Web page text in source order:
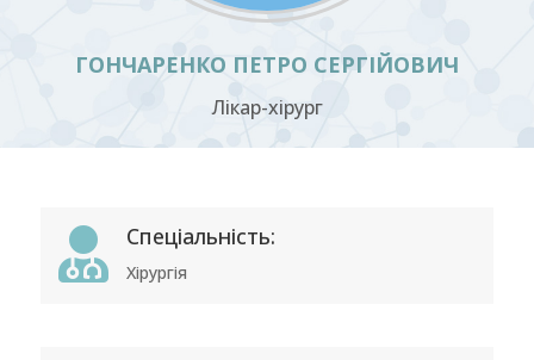
ГОНЧАРЕНКО ПЕТРО СЕРГІЙОВИЧ
Лікар-хірург
 Спеціальність:
Хірургія